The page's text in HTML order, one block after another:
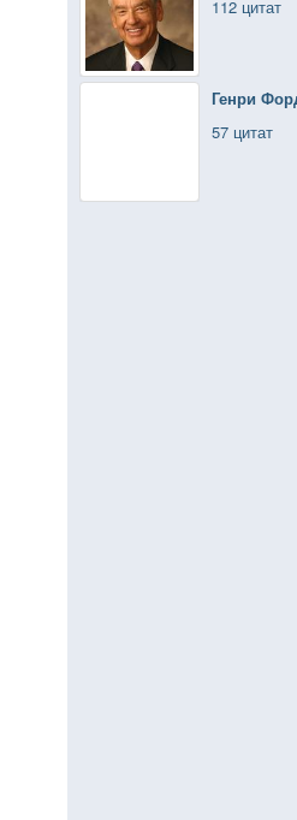
112 цитат
Генри
57 цитат